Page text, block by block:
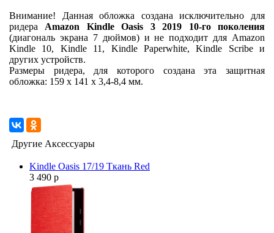
Внимание! Данная обложка создана исключительно для
ридера Amazon Kindle Oasis 3 2019 10-го поколения
(диагональ экрана 7 дюймов) и не подходит для Amazon
Kindle 10, Kindle 11, Kindle Paperwhite, Kindle Scribe и
других устройств.
Размеры ридера, для которого создана эта защитная
обложка: 159 x 141 x 3,4-8,4 мм.
Другие Аксессуары
Kindle Oasis 17/19 Ткань Red
3 490 р